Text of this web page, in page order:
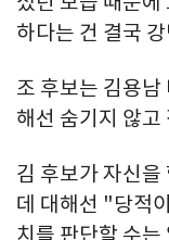
하다는 건 결국
조 후보는 김용남
해선 숨기지 않
김 후보가 자신
데 대해선 "당적
치를 판단할 수